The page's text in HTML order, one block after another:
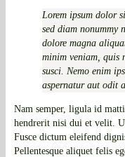
Lorem ipsum dolor
sed diam nonummy
dolore magna
minim veniam, quis
susci. Nemo enim
aspernatur aut odit
Nam semper, ligula id
hendrerit nisi dui et velit.
Fusce dictum eleifend
Pellentesque aliquet felis